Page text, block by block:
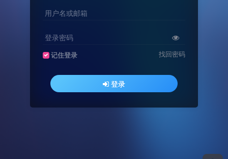
用户名或邮箱
登录密码
记住登录 找回密码
登录